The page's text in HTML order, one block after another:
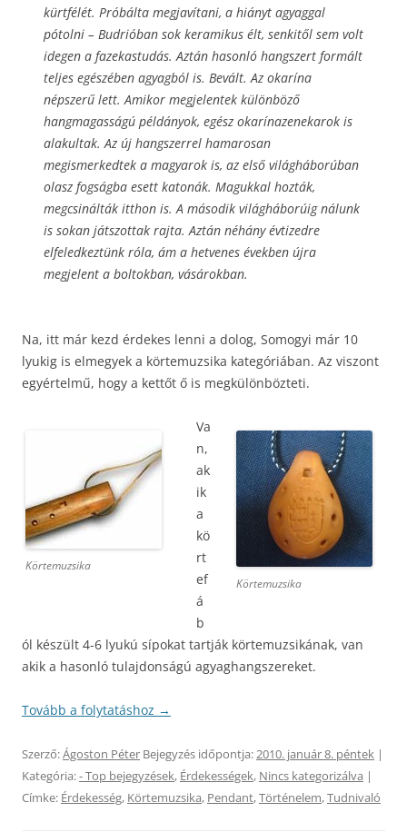
kürtfélét. Próbálta megjavítani, a hiányt agyaggal
pótolni – Budrióban sok keramikus élt, senkitől sem volt
idegen a fazekastudás. Aztán hasonló hangszert formált
teljes egészében agyagból is. Bevált. Az okarína
népszerű lett. Amikor megjelentek különböző
hangmagasságú példányok, egész okarínazenekarok is
alakultak. Az új hangszerrel hamarosan
megismerkedtek a magyarok is, az első világháborúban
olasz fogságba esett katonák. Magukkal hozták,
megcsinálták itthon is. A második világháborúig nálunk
is sokan játszottak rajta. Aztán néhány évtizedre
elfeledkeztünk róla, ám a hetvenes években újra
megjelent a boltokban, vásárokban.
Na, itt már kezd érdekes lenni a dolog, Somogyi már 10
lyukig is elmegyek a körtemuzsika kategóriában. Az viszont
egyértelmű, hogy a kettőt ő is megkülönbözteti.
Körtemuzsika
Körtemuzsika
Va
n,
ak
ik
a
kö
rt
ef
á
b
ól készült 4-6 lyukú sípokat tartják körtemuzsikának, van
akik a hasonló tulajdonságú agyaghangszereket.
Tovább a folytatáshoz →
Szerző:Ágoston Péter Bejegyzés időpontja:2010. január 8. péntek |
Kategória:- Top bejegyzések, Érdekességek, Nincs kategorizálva |
Címke: Érdekesség, Körtemuzsika, Pendant,Történelem,Tudnivaló